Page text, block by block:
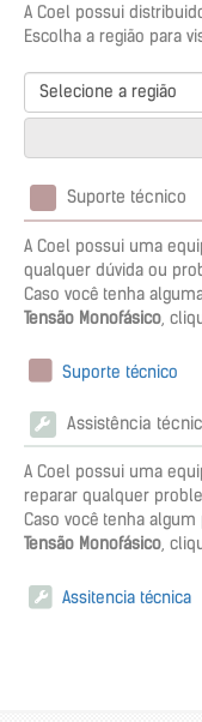
A Coel possui
Escolha a região para
Selecione a região
Suporte técnico
A Coel possui uma
qualquer dúvida ou
Caso você tenha
Tensão Monofásico,
Suporte técnico
Assistência
A Coel possui uma
reparar qualquer
Caso você tenha
Tensão Monofásico,
Assitencia técnica